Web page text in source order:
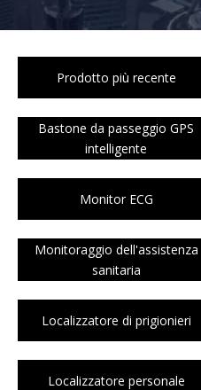
Prodotto più recente
Bastone da passeggio GPS
intelligente
Monitor ECG
Monitoraggio dell'assistenza
sanitaria
Localizzatore di prigionieri
Localizzatore personale